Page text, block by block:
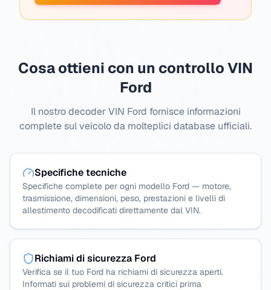
Cosa ottieni con un controllo VIN
Ford
Il nostro decoder VIN Ford fornisce informazioni
complete sul veicolo da molteplici database ufficiali.
Specifiche tecniche
Specifiche complete per ogni modello Ford — motore,
trasmissione, dimensioni, peso, prestazioni e livelli di
allestimento decodificati direttamente dal VIN.
Richiami di sicurezza Ford
Verifica se il tuo Ford ha richiami di sicurezza aperti.
Informati sui problemi di sicurezza critici prima